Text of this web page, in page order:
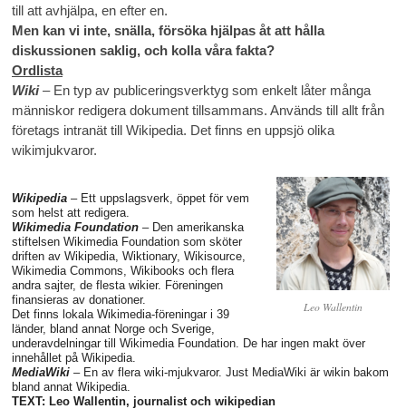
till att avhjälpa, en efter en.
Men kan vi inte, snälla, försöka hjälpas åt att hålla
diskussionen saklig, och kolla våra fakta?
Ordlista
Wiki– En typ av publiceringsverktyg som enkelt låter många
människor redigera dokument tillsammans. Används till allt från
företags intranät till Wikipedia. Det finns en uppsjö olika
wikimjukvaror.
Leo Wallentin
Wikipedia – Ett uppslagsverk, öppet för vem
som helst att redigera.
Wikimedia Foundation – Den amerikanska
stiftelsen Wikimedia Foundation som sköter
driften av Wikipedia, Wiktionary, Wikisource,
Wikimedia Commons, Wikibooks och flera
andra sajter, de flesta wikier. Föreningen
finansieras av donationer.
Det finns lokala Wikimedia-föreningar i 39
länder, bland annat Norge och Sverige,
underavdelningar till Wikimedia Foundation. De har ingen makt över
innehållet på Wikipedia.
MediaWiki – En av flera wiki-mjukvaror. Just MediaWiki är wikin bakom
bland annat Wikipedia.
TEXT: Leo Wallentin, journalist och wikipedian